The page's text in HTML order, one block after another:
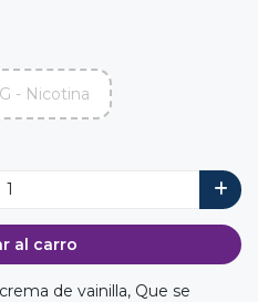
- Nicotina
al carro
de vainilla, Que se